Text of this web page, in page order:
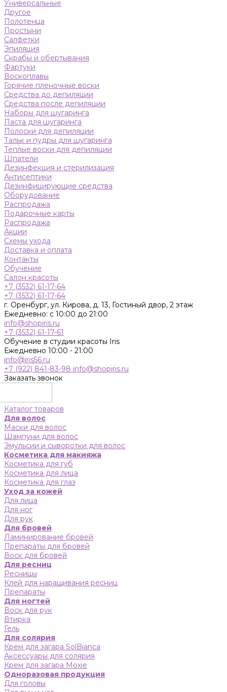
Универсальные
Другое
Полотенца
Простыни
Салфетки
Эпиляция
Скрабы и обертывания
Фартуки
Воскоплавы
Горячие пленочные воски
Средства до депиляции
Средства после депиляции
Наборы для шугаринга
Паста для шугаринга
Полоски для депиляции
Тальк и пудры для шугаринга
Теплые воски для депиляции
Шпатели
Дезинфекция и стерилизация
Антисептики
Дезинфицирующие средства
Оборудование
Распродажа
Подарочные карты
Распродажа
Акции
Схемы ухода
Доставка и оплата
Контакты
Обучение
Салон красоты
+7 (3532) 61-17-64
+7 (3532) 61-17-64
г. Оренбург, ул. Кирова, д. 13, Гостиный двор, 2 этаж
Ежедневно: с 10:00 до 21:00
info@shopiris.ru
+7 (3532) 61-17-61
Обучение в студии красоты Iris
Ежедневно 10:00 - 21:00
info@iris56.ru
+7 (922) 841-83-98 info@shopiris.ru
Заказать звонок
Каталог товаров
Для волос
Маски для волос
Шампуни для волос
Эмульсии и сыворотки для волос
Косметика для макияжа
Косметика для губ
Косметика для лица
Косметика для глаз
Уход за кожей
Для лица
Для ног
Для рук
Для бровей
Ламинирование бровей
Препараты для бровей
Воск для бровей
Для ресниц
Ресницы
Клей для наращивания ресниц
Препараты
Для ногтей
Воск для рук
Втирка
Гель
Для солярия
Крем для загара SolBianca
Аксессуары для солярия
Крем для загара Moxie
Одноразовая продукция
Для головы